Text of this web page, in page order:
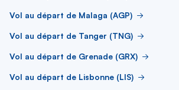
Vol au départ de Malaga (AGP)
Vol au départ de Tanger (TNG)
Vol au départ de Grenade (GRX)
Vol au départ de Lisbonne (LIS)